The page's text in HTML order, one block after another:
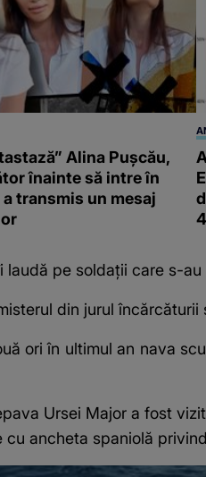
Alina Pușcău,
înainte să intre în
transmis un mesaj
pe soldații care s-
din jurul încărcăturii
ori în ultimul an nava
Ursei Major a fost
ancheta spaniolă